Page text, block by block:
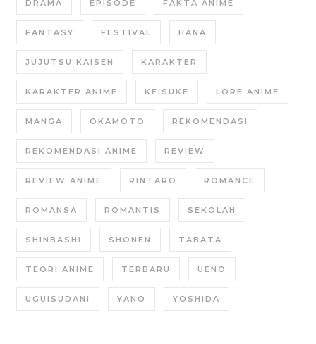
DRAMA EPISODE FAKTA ANIME
FANTASY FESTIVAL HANA
JUJUTSU KAISEN KARAKTER
KARAKTER ANIME KEISUKE LORE ANIME
MANGA OKAMOTO REKOMENDASI
REKOMENDASI ANIME REVIEW
REVIEW ANIME RINTARO ROMANCE
ROMANSA ROMANTIS SEKOLAH
SHINBASHI SHONEN TABATA
TEORI ANIME TERBARU UENO
UGUISUDANI YANO YOSHIDA